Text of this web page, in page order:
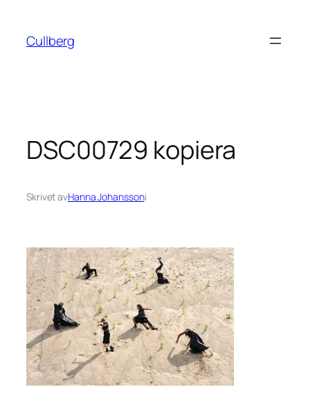
innehåll
Cullberg
DSC00729 kopiera
Skrivet avHanna Johanssoni